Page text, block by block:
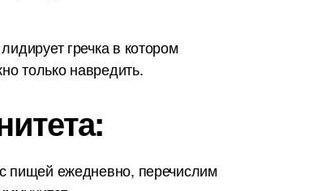
гречка в котором
только навредить.
пищей ежедневно, перечислим